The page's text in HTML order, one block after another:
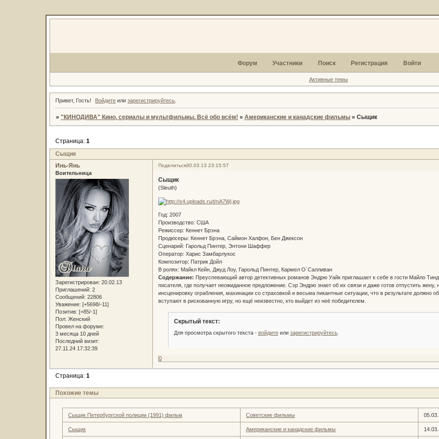
Форум Участники Поиск Регистрация Войти
Активные темы
Привет, Гость! Войдите илизарегистрируйтесь
» "КИНОДИВА" Кино, сериалы и мультфильмы. Всё обо всём! » Американские и канадские фильмы » Сыщик
Сыщик
Страница: 1
Поделиться30.03.13 23:15:57
Инь-Янь
Воительница
Зарегистрирован: 20.02.13
Приглашений: 2
Сообщений: 22806
Уважение: [+5698/-11]
Позитив: [+85/-1]
Пол: Женский
Провел на форуме:
3 месяца 10 дней
Последний визит:
27.11.24 17:32:39
Сыщик
(Sleuth)
Год: 2007
Производство: США
Режиссер: Кеннет Брэна
Продюсеры: Кеннет Брэна, Саймон Халфон, Бен Джексон
Сценарий: Гарольд Пинтер, Энтони Шаффер
Оператор: Харис Замбарлукос
Композитор: Патрик Дойл
В ролях: Майкл Кейн, Джуд Лоу, Гарольд Пинтер, Кармел О`Салливан
Содержание: Преуспевающий автор детективных романов Эндрю Уайк приглашает к себе в гости Майло
писателя, где получает неожиданное предложение. Сэр Эндрю знает об их связи и даже готов отпустить
инсценировку ограбления, махинации со страховкой и весьма пикантные ситуации, что в результате должно
вступают в рискованную игру, но ещё неизвестно, кто выйдет из неё победителем.
Скрытый текст:
Для просмотра скрытого текста - войдитеили зарегистрируйтесь.
0
Страница: 1
Похожие темы
Сыщик Петербургской полиции (1991) фильм Советские фильмы
Сыщик Американские и канадские фильмы